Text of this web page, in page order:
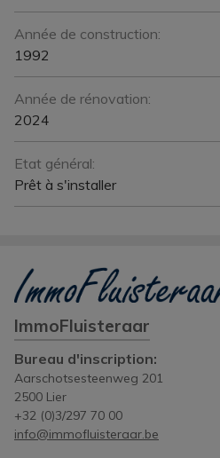
Année de construction:
1992
Année de rénovation:
2024
Etat général:
Prêt à s'installer
ImmoFluisteraar
Bureau d'inscription:
Aarschotsesteenweg 201
2500 Lier
+32 (0)3/297 70 00
info@immofluisteraar.be